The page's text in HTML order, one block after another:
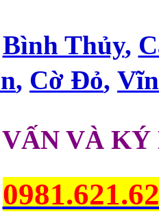
Bình Thủy,
, Cờ Đỏ,
VÀ KÝ